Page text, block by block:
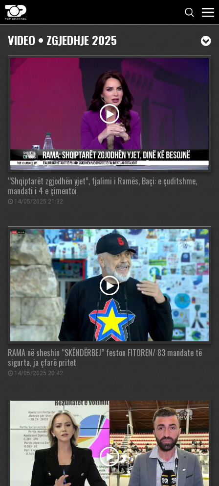
VIDEO • ZGJEDHJE 2025
“Shqiptarët zgjodhën yjet”, fjalimi i Ramës, Baçi: e çuditshme,
mandati i 4 e çimentoi
14/05/2025 21:32
RAMA në sheshin “SKËNDËRBEJ” feston FITOREN/ 83 mandate të
sigurta, ja çfarë pritet
14/05/2025 20:42